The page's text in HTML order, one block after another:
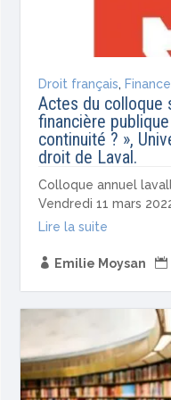
Droit français,
Actes du colloque
financière
continuité ? »,
droit de Laval.
Colloque annuel
Vendredi 11 mars 2022
Lire la suite
 Emilie Moysan 